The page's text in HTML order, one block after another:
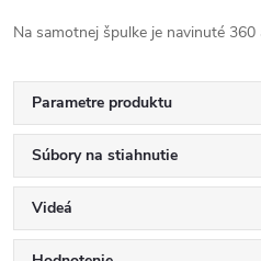
Na samotnej špulke je navinuté
Parametre produktu
Súbory na stiahnutie
Videá